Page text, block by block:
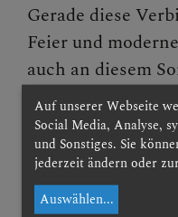
Gerade diese
Feier und
auch an diesem
Die Einladung
bewusst als
digitalen
Begegnung vor Ort.
Auf unserer Webseite
Social Media, Analyse,
und Sonstiges. Sie
jederzeit ändern oder
Auswählen...